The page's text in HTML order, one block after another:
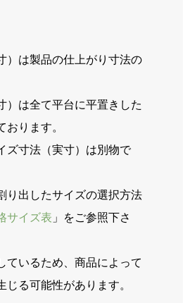
）は製品の仕上がり寸法の
）は全て平台に平置きした
おります。
ズ寸法（実寸）は別物で
り出したサイズの選択方法
サイズ表 」をご参照下さ
ているため、商品によって
じる可能性があります。